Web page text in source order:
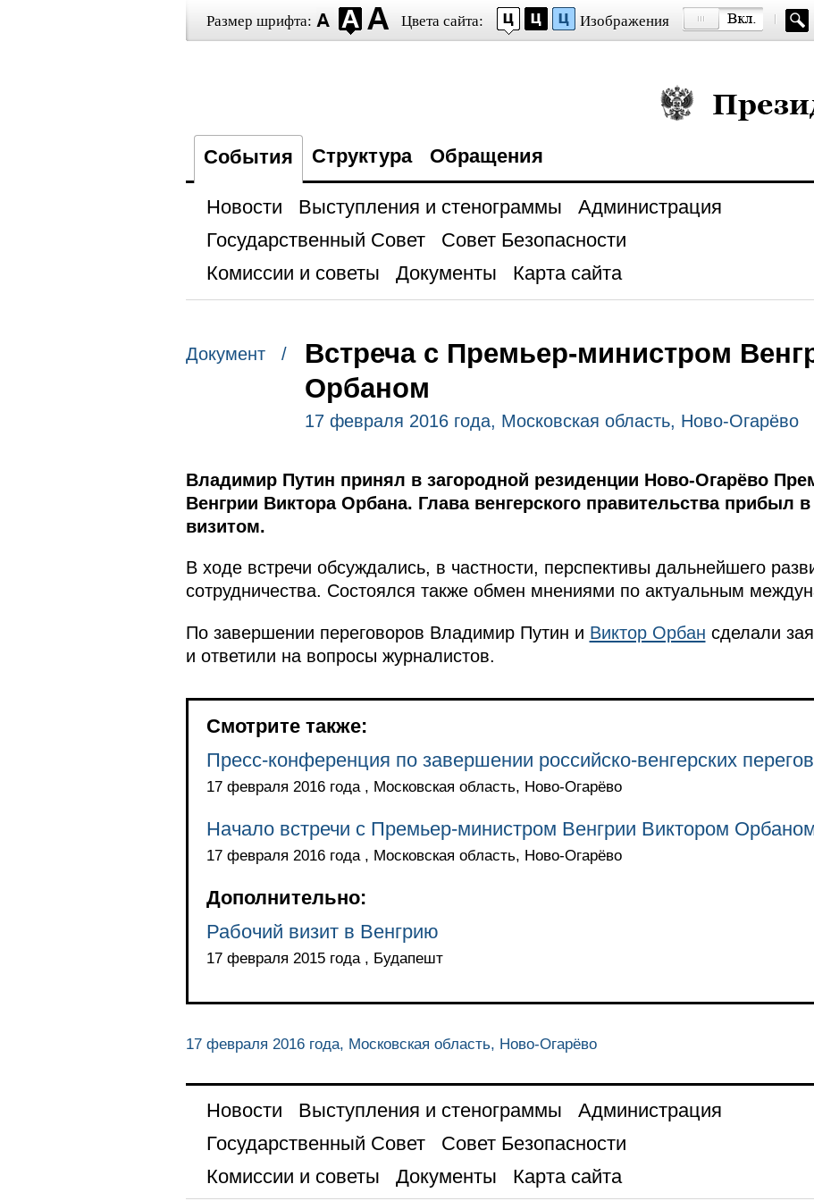
Размер шрифта: Цвета сайта: Изображения
Президент
События Структура Обращения
Новости Выступления и стенограммы
Администрация
Государственный Совет
Совет Безопасности
Комиссии и советы
Документы Карта сайта
Документ /
Встреча с Премьер-министром
Орбаном
17 февраля 2016 года, Московская область, Ново-Огарёво
Владимир Путин принял в загородной резиденции Ново-Огарёво
Венгрии Виктора Орбана. Глава венгерского правительства прибыл
визитом.
В ходе встречи обсуждались, в частности, перспективы дальнейшего
сотрудничества. Состоялся также обмен мнениями по актуальным
По завершении переговоров Владимир Путин и Виктор Орбан сделали
и ответили на вопросы журналистов.
Смотрите также:
Пресс-конференция по завершении российско-венгерских
17 февраля 2016 года , Московская область, Ново-Огарёво
Начало встречи с Премьер-министром Венгрии Виктором
17 февраля 2016 года , Московская область, Ново-Огарёво
Дополнительно:
Рабочий визит в Венгрию
17 февраля 2015 года , Будапешт
17 февраля 2016 года, Московская область, Ново-Огарёво
Новости Выступления и стенограммы
Администрация
Государственный Совет
Совет Безопасности
Комиссии и советы
Документы Карта сайта